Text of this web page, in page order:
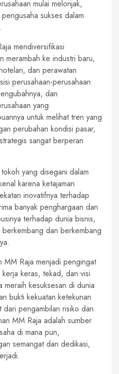
mulai melonjak,
sukses dalam
mendiversifikasi
merambah ke industri baru,
dan perawatan
perusahaan-perusahaan
dan
yang
untuk melihat tren yang
perubahan kondisi pasar,
sangat berperan
yang disegani dalam
karena ketajaman
inovatifnya terhadap
banyak penghargaan dan
terhadap dunia bisnis,
dan berkembang
MM Raja menjadi pengingat
keras, tekad, dan visi
kesuksesan di dunia
bukti kekuatan ketekunan
pengambilan risiko dan
MM Raja adalah sumber
di mana pun,
semangat dan dedikasi,